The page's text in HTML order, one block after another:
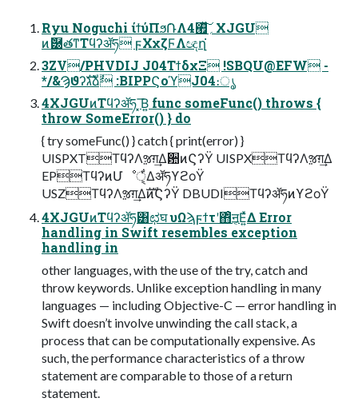
Ryu Noguchi ίϯύΠϧ݁ՌΛ؍࡯ͯ͠4XJGU
ͷޮ཰తͳΤϥʔॲཧ ϝΧχζϜΛඥղ͘
3ZV/PHVDIJ J04ΤϯδχΞ !SBQU@EFW -
*/&Ϡϑʔגࣜձࣾ :BIPPϚοϓJ04։ൃ
4XJGUͷΤϥʔॲཧ ͓͞Β͍ func someFunc() throws {
throw SomeError() } do
{ try someFunc() } catch { print(error) }
UISPXTΤϥʔΛૹग़͢Δؔ਺ͷϚʔΫ UISPXΤϥʔΛૹग़͢Δ
EPΤϥʔͷՄೳੑ͕͋ΔॲཧϒϩοΫ
USZΤϥʔΛૹग़͢ΔࣜͷϚʔΫ DBUDIΤϥʔॲཧͷϒϩοΫ
4XJGUͷΤϥʔॲཧ͸ಛघ υΩϡϝϯτʹ΋ͦ͏ॻ͔Ε͍ͯΔ Error
handling in Swift resembles exception
handling in
other languages, with the use of the try, catch and
throw keywords. Unlike exception handling in many
languages — including Objective-C — error handling in
Swift doesn’t involve unwinding the call stack, a
process that can be computationally expensive. As
such, the performance characteristics of a throw
statement are comparable to those of a return
statement.